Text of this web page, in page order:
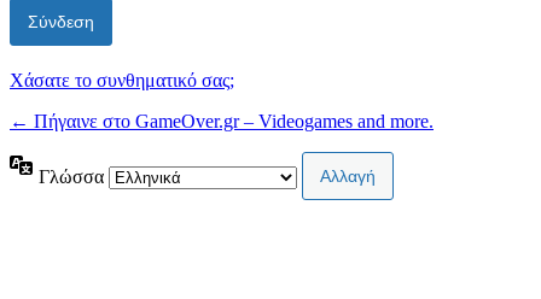
Χάσατε το συνθηματικό σας;
← Πήγαινε στο GameOver.gr – Videogames and more.
Γλώσσα